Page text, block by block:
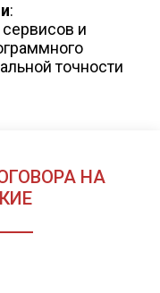
:
и
точности
НА